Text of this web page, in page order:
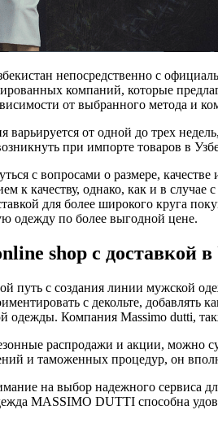
непосредственно с
компаний, которые
от выбранного метода и
варьируется от одной до трех
при импорте товаров в
с вопросами о размере,
к качеству, однако, как и в
для более широкого круга
одежду по более выгодной цене.
shop с доставкой в
путь с создания линии мужской
с декольте,
одежды. Компания Massimo dutti,
распродажи и акции, можно
и таможенных процедур, он
на выбор надежного сервиса
MASSIMO DUTTI способна